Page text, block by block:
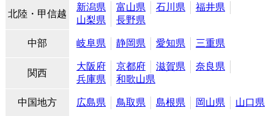
北陸・甲信越
新潟県 富山県 石川県
福井県
山梨県
長野県
中部 岐阜県 静岡県 愛知県 三重県
関西
大阪府 京都府 滋賀県
奈良県
兵庫県
和歌山県
中国地方 広島県 鳥取県 島根県 岡山県 山口県